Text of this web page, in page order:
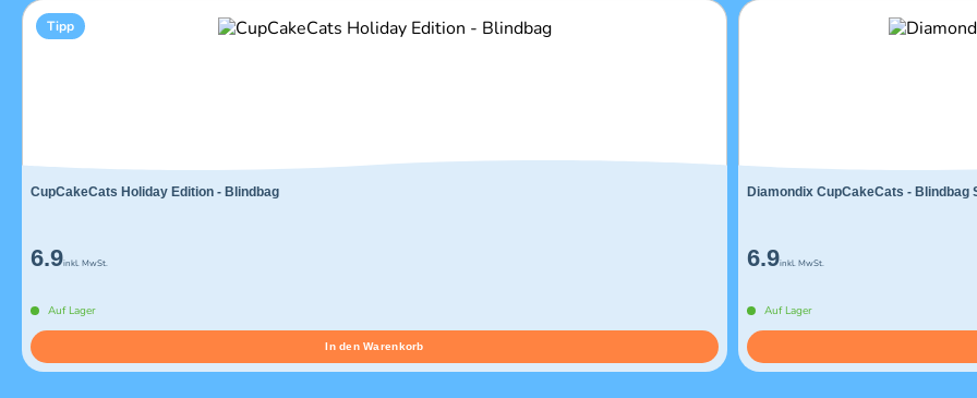
Tipp
CupCakeCats Holiday Edition - Blindbag
6.9inkl. MwSt.
Auf Lager
In den Warenkorb
Diamondix CupCakeCats - Blindbag
6.9inkl. MwSt.
Auf Lager